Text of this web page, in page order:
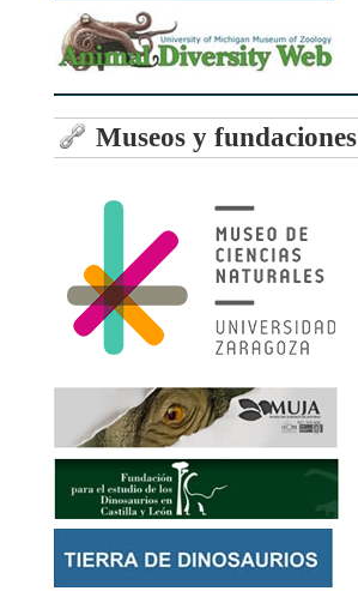
Museos y fundaciones